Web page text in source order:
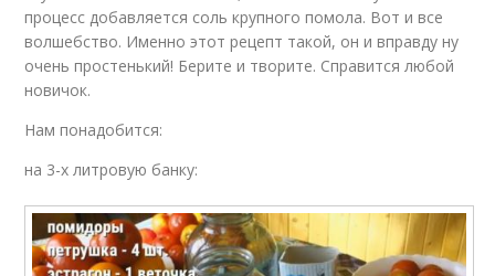
процесс добавляется соль крупного помола. Вот и все
волшебство. Именно этот рецепт такой, он и вправду ну
очень простенький! Берите и творите. Справится любой
новичок.
Нам понадобится:
на 3-х литровую банку: